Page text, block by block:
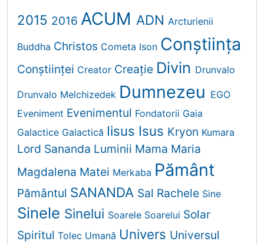
2015 2016 ACUM ADN Arcturienii
Buddha Christos Cometa Ison Conștiința
Conștiinței Creator Creaţie Divin Drunvalo
Drunvalo Melchizedek Dumnezeu EGO
Eveniment Evenimentul Fondatorii Gaia
Galactice Galactică Iisus Isus Kryon Kumara
Lord Sananda Luminii Mama Maria
Magdalena Matei Merkaba Pământ
Pământul SANANDA Sal Rachele Sine
Sinele Sinelui Soarele Soarelui Solar
Spiritul Tolec Umană Univers Universul